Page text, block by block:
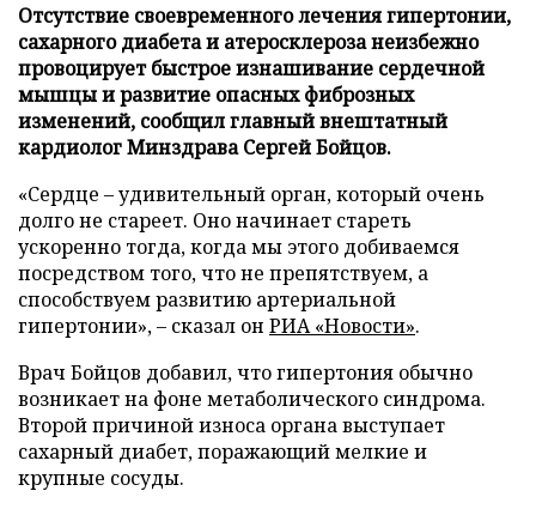
Отсутствие своевременного лечения гипертонии,
сахарного диабета и атеросклероза неизбежно
провоцирует быстрое изнашивание сердечной
мышцы и развитие опасных фиброзных
изменений, сообщил главный внештатный
кардиолог Минздрава Сергей Бойцов.
«Сердце – удивительный орган, который очень
долго не стареет. Оно начинает стареть
ускоренно тогда, когда мы этого добиваемся
посредством того, что не препятствуем, а
способствуем развитию артериальной
гипертонии», – сказал он РИА «Новости».
Врач Бойцов добавил, что гипертония обычно
возникает на фоне метаболического синдрома.
Второй причиной износа органа выступает
сахарный диабет, поражающий мелкие и
крупные сосуды.